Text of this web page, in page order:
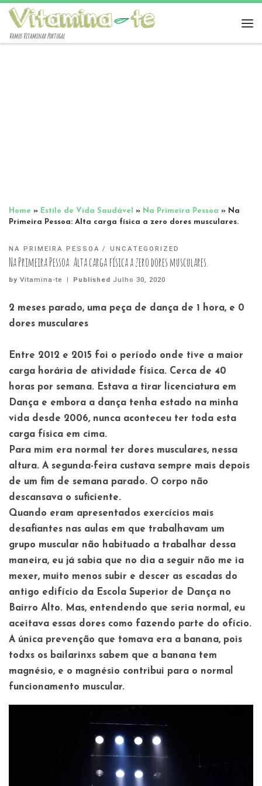
Vamos Vitaminar Portugal
Home » Estilo de Vida Saudável » Na Primeira Pessoa » Na
Primeira Pessoa: Alta carga física a zero dores musculares.
NA PRIMEIRA PESSOA UNCATEGORIZED
Na Primeira Pessoa: Alta carga física a zero dores musculares.
by Vitamina-te | Published Julho 30, 2020
2 meses parado, uma peça de dança de 1 hora, e 0
dores musculares
Entre 2012 e 2015 foi o período onde tive a maior
carga horária de atividade física. Cerca de 40
horas por semana. Estava a tirar licenciatura em
Dança e embora a dança tenha estado na minha
vida desde 2006, nunca aconteceu ter toda esta
carga física em cima.
Para mim era normal ter dores musculares, nessa
altura. A segunda-feira custava sempre mais depois
de um fim de semana parado. O corpo não
descansava o suficiente.
Quando eram apresentados exercícios mais
desafiantes nas aulas em que trabalhavam um
grupo muscular não habituado a trabalhar dessa
maneira, eu já sabia que no dia a seguir não me ia
mexer, muito menos subir e descer as escadas do
antigo edifício da Escola Superior de Dança no
Bairro Alto. Mas, entendendo que seria normal, eu
aceitava essas dores como fazendo parte do ofício.
A única prevenção que tomava era a banana, pois
todxs os bailarinxs sabem que a banana tem
magnésio, e o magnésio contribui para o normal
funcionamento muscular.